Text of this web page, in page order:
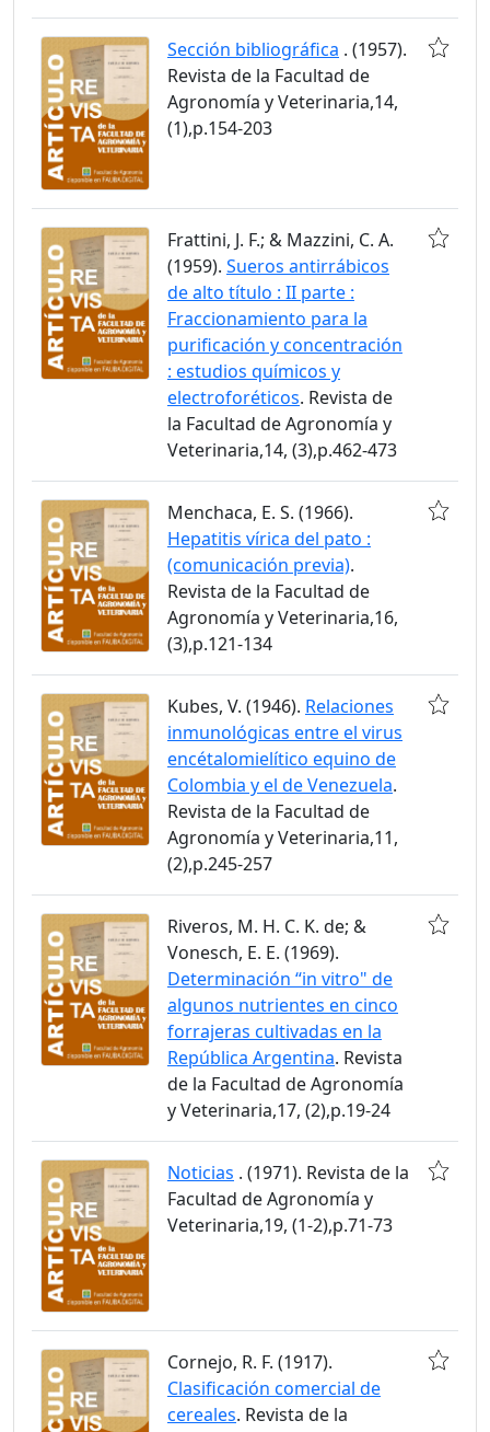
Sección bibliográfica . (1957).
Revista de la Facultad de
Agronomía y Veterinaria,14,
(1),p.154-203
Frattini, J. F.; & Mazzini, C. A.
(1959). Sueros antirrábicos
de alto título : II parte :
Fraccionamiento para la
purificación y concentración
: estudios químicos y
electroforéticos. Revista de
la Facultad de Agronomía y
Veterinaria,14, (3),p.462-473
Menchaca, E. S. (1966).
Hepatitis vírica del pato :
(comunicación previa).
Revista de la Facultad de
Agronomía y Veterinaria,16,
(3),p.121-134
Kubes, V. (1946). Relaciones
inmunológicas entre el virus
encétalomielítico equino de
Colombia y el de Venezuela.
Revista de la Facultad de
Agronomía y Veterinaria,11,
(2),p.245-257
Riveros, M. H. C. K. de; &
Vonesch, E. E. (1969).
Determinación “in vitro" de
algunos nutrientes en cinco
forrajeras cultivadas en la
República Argentina. Revista
de la Facultad de Agronomía
y Veterinaria,17, (2),p.19-24
Noticias . (1971). Revista de la
Facultad de Agronomía y
Veterinaria,19, (1-2),p.71-73
Cornejo, R. F. (1917).
Clasificación comercial de
cereales. Revista de la